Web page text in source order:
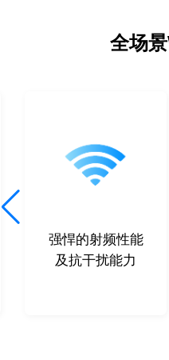
全场
强悍的射频性能
及抗干扰能力